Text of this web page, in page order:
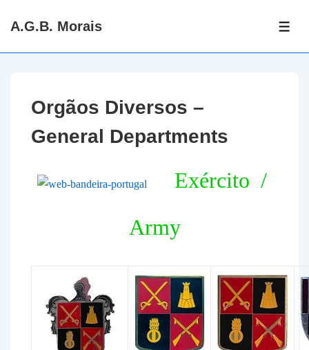
SkipA.G.B. Morais
Orgãos Diversos –
General Departments
Exército /
Army